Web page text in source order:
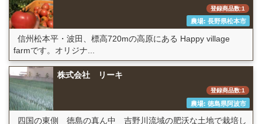
登録商品数:1
農場: 長野県松本市
信州松本平・波田、標高720mの高原にある Happy village
farmです。オリジナ...
株式会社 リーキ
登録商品数:1
農場: 徳島県阿波市
四国の東側 徳島の真ん中 吉野川流域の肥沃な土地で栽培し